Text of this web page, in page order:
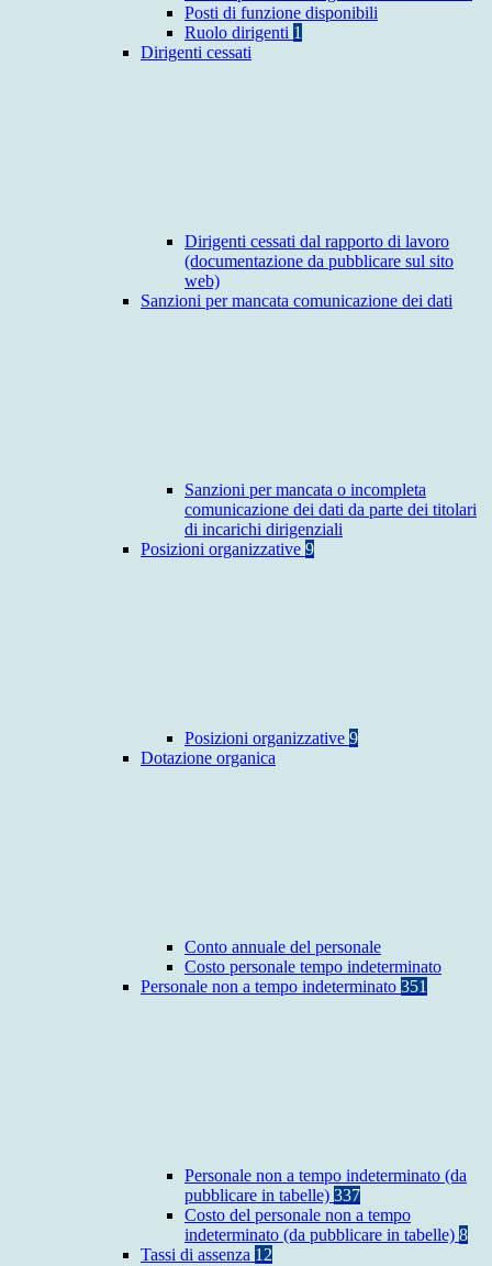
Posti di funzione disponibili
Ruolo dirigenti 1
Dirigenti cessati
Dirigenti cessati dal rapporto di lavoro
(documentazione da pubblicare sul sito
web)
Sanzioni per mancata comunicazione dei dati
Sanzioni per mancata o incompleta
comunicazione dei dati da parte dei titolari
di incarichi dirigenziali
Posizioni organizzative 9
Posizioni organizzative 9
Dotazione organica
Conto annuale del personale
Costo personale tempo indeterminato
Personale non a tempo indeterminato 351
Personale non a tempo indeterminato (da
pubblicare in tabelle) 337
Costo del personale non a tempo
indeterminato (da pubblicare in tabelle) 8
Tassi di assenza 12